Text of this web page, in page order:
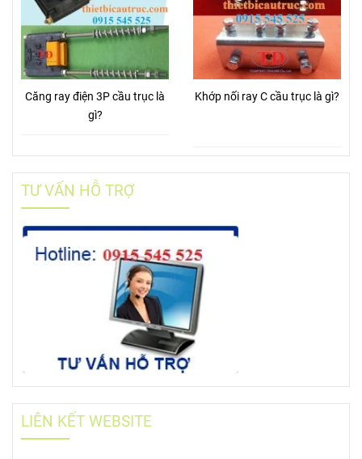
Căng ray điện 3P cầu trục là
gì?
Khớp nối ray C cầu trục là gì?
TƯ VẤN HỖ TRỢ
LIÊN KẾT WEBSITE